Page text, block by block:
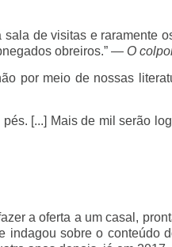
de visitas e raramente
obreiros.” — O
por meio de nossas
[...] Mais de mil serão
a oferta a um casal,
sobre o